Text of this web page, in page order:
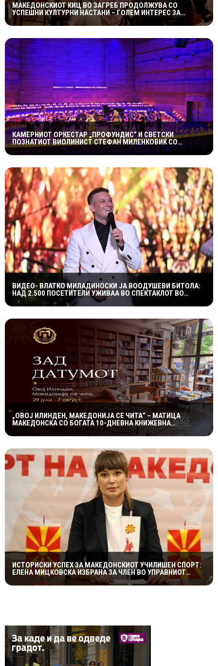
МАКЕДОНСКИОТ КИЦ ВО ЗАГРЕБ ПРОДОЛЖУВА СО
УСПЕШНИ КУЛТУРНИ НАСТАНИ – ГОЛЕМ ИНТЕРЕС ЗА
„ИСТОРИЈА НА МАКЕДОНСКАТА РОК МУЗИКА“
КАМЕРНИОТ ОРКЕСТАР „ПРОФУНДИС“ И СВЕТСКИ
ПОЗНАТИОТ ВИОЛИНИСТ СТЕФАН МИЛЕНКОВИЌ СО
СПЕКТАКУЛАРЕН „CANDLELIGHT“ КОНЦЕРТ НА „ОХРИДСКО
ЛЕТО“
ВИДЕО- ВЛАТКО МИЛАДИНОСКИ ЈА ВООДУШЕВИ БИТОЛА:
НАД 2.500 ПОСЕТИТЕЛИ УЖИВАА ВО СПЕКТАКЛОТ ВО
ХЕРАКЛЕЈА
„ОВОЈ ИЛИНДЕН, МАКЕДОНИЈА СЕ ЧИТА“ – МАТИЦА
МАКЕДОНСКА СО БОГАТА 10-ДНЕВНА КНИЖЕВНА
ИСТОРИСКИ УСПЕХ ЗА МАКЕДОНСКИОТ УЧИЛИШЕН СПОРТ:
ЕЛЕНА МИЦКОВСКА ИЗБРАНА ЗА ЧЛЕН ВО УПРАВНИОТ
ОДБОР НА СВЕТСКАТА ФЕДЕРАЦИЈА НА УЧИЛИШНИ
СПОРТОВИ